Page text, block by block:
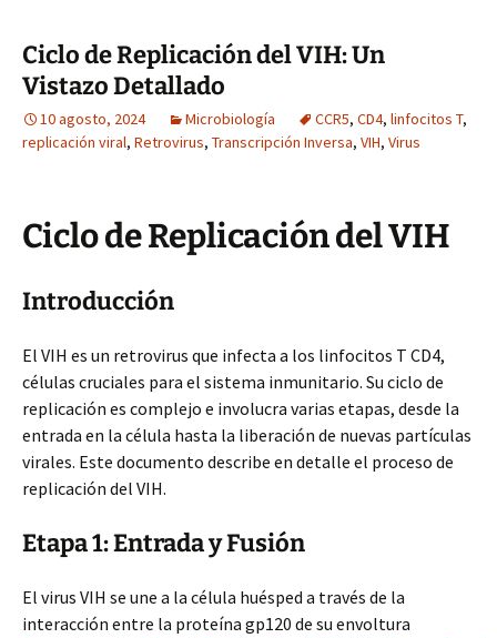
Ciclo de Replicación del VIH: Un
Vistazo Detallado
10 agosto, 2024 Microbiología CCR5, CD4, linfocitos T,
replicación viral, Retrovirus, Transcripción Inversa, VIH, Virus
Ciclo de Replicación del VIH
Introducción
El VIH es un retrovirus que infecta a los linfocitos T CD4,
células cruciales para el sistema inmunitario. Su ciclo de
replicación es complejo e involucra varias etapas, desde la
entrada en la célula hasta la liberación de nuevas partículas
virales. Este documento describe en detalle el proceso de
replicación del VIH.
Etapa 1: Entrada y Fusión
El virus VIH se une a la célula huésped a través de la
interacción entre la proteína gp120 de su envoltura